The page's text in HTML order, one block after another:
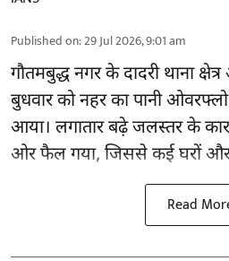
Published on:29 Jul 2026, 9:01 am
गौतमबुद्ध नगर के दादरी थाना
बुधवार को नहर का पानी
आया। लगातार बढ़े जलस्तर के
ओर फैल गया, जिससे कई घरों और
Read